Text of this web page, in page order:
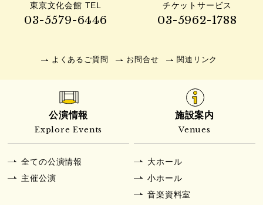
東京文化会館 TEL
03-5579-6446
チケットサービス
03-5962-1788
よくあるご質問 お問合せ 関連リンク
公演情報
Explore Events
全ての公演情報
主催公演
施設案内
Venues
大ホール
小ホール
音楽資料室